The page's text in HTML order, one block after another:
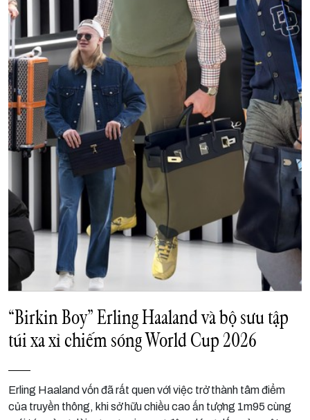
“Birkin Boy” Erling Haaland và bộ sưu tập
túi xa xỉ chiếm sóng World Cup 2026
Erling Haaland vốn đã rất quen với việc trở thành tâm điểm
của truyền thông, khi sở hữu chiều cao ấn tượng 1m95 cùng